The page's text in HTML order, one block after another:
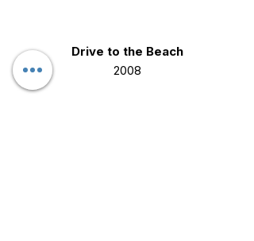
Drive to the Beach
2008